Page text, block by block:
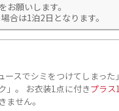
お願いします。
合は1泊2日となります。
ースでシミをつけてしまっ
」。 お衣装1点に付きプラ
せん。